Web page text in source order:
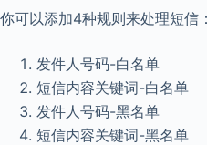
你可以添加4种规则来处理短信：
发件人号码-白名单
短信内容关键词-白名单
发件人号码-黑名单
短信内容关键词-黑名单